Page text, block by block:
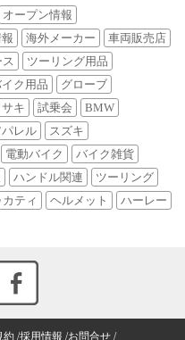
オープン情報
海外メーカー
車両販売店
ツーリング用品
イク用品
グローブ
キ 試乗会
BMW
パレル
スズキ
電動バイク
バイク雑貨
ハンドル関連
ツーリング
カティ ヘルメット
ハーレー
約 採用情報 お問合せ